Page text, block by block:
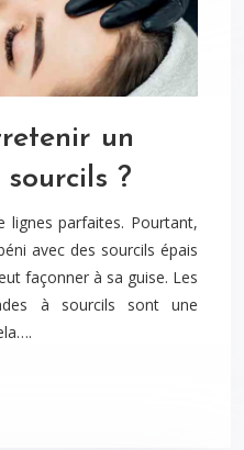
un
?
lignes parfaites. Pourtant,
avec des sourcils épais
façonner à sa guise. Les
à sourcils sont une